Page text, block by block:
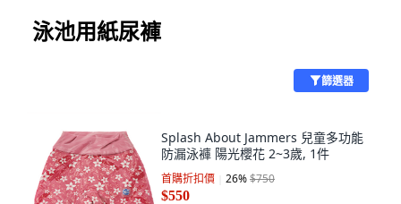
泳池用紙尿褲
篩選器
Splash About Jammers 兒童多功能
防漏泳褲 陽光櫻花 2~3歲, 1件
首購折扣價 26%$750
$550